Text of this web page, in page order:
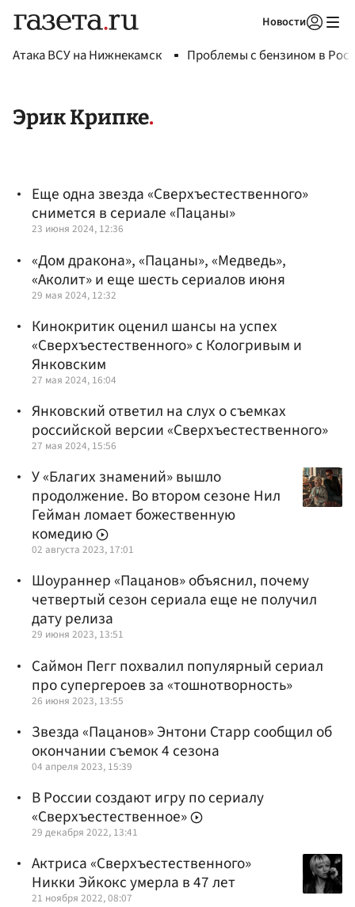
Новости
Атака ВСУ на Нижнекамск Проблемы с бензином в
Эрик Крипке
Еще одна звезда «Сверхъестественного»
снимется в сериале «Пацаны»
23 июня 2024, 12:36
«Дом дракона», «Пацаны», «Медведь»,
«Аколит» и еще шесть сериалов июня
29 мая 2024, 12:32
Кинокритик оценил шансы на успех
«Сверхъестественного» с Кологривым и
Янковским
27 мая 2024, 16:04
Янковский ответил на слух о съемках
российской версии «Сверхъестественного»
27 мая 2024, 15:56
У «Благих знамений» вышло
продолжение. Во втором сезоне Нил
Гейман ломает божественную
комедию
02 августа 2023, 17:01
Шоураннер «Пацанов» объяснил, почему
четвертый сезон сериала еще не получил
дату релиза
29 июня 2023, 13:51
Саймон Пегг похвалил популярный сериал
про супергероев за «тошнотворность»
26 июня 2023, 13:55
Звезда «Пацанов» Энтони Старр сообщил об
окончании съемок 4 сезона
04 апреля 2023, 15:39
В России создают игру по сериалу
«Сверхъестественное»
29 декабря 2022, 13:41
Актриса «Сверхъестественного»
Никки Эйкокс умерла в 47 лет
21 ноября 2022, 08:07